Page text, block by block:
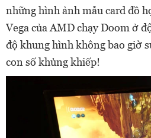
những hình ảnh mẫu card đồ
Vega của AMD chạy Doom ở
độ khung hình không bao giờ
con số khủng khiếp!